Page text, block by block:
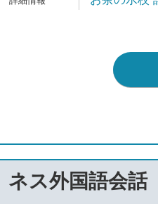
ネス外国語会話